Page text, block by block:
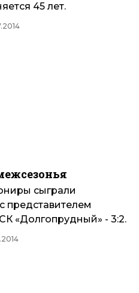
45 лет.
сыграли
представителем
«Долгопрудный» - 3:2.